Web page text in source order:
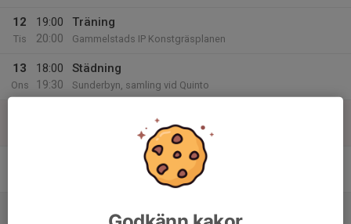
12
Tis
19:00
20:00
Träning
Gammelstads IP Konstgräsplanen
13
Ons
18:00
19:30
Städning
Sunderbyn, samling vid Quinto
Gammelstads IP Konstgräsplanen